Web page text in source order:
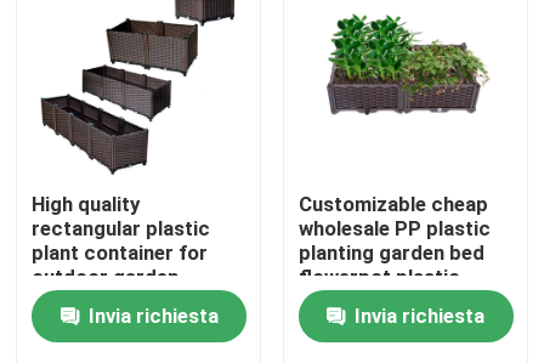
Scatola di plastica della piantatrice del giardino
Piantatrice di plastica sulle ruote
Piantatrici alzate di plastica sulle gambe
Scatola di plastica elevata della piantatrice
Accessori della scatola della piantatrice
High quality
rectangular plastic
plant container for
outdoor garden
container for planting
cornucopia flowers
fruits
Invia richiesta
Customizable cheap
wholesale PP plastic
planting garden bed
flowerpot plastic
vegetable pot
Invia richiesta